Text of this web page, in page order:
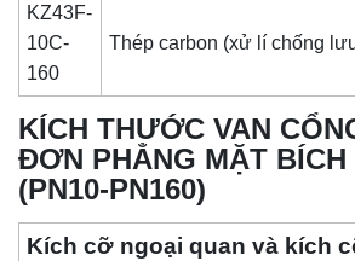
KZ43F-
10C-
160
Thép carbon (xử lí chống
KÍCH THƯỚC VAN
ĐƠN PHẲNG MẶT BÍCH
(PN10-PN160)
Kích cỡ ngoại quan và kích